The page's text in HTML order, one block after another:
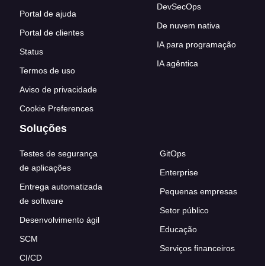
Portal de ajuda
Portal de clientes
Status
Termos de uso
Aviso de privacidade
Cookie Preferences
DevSecOps
De nuvem nativa
IA para programação
IA agêntica
Soluções
Testes de segurança
de aplicações
Entrega automatizada
de software
Desenvolvimento ágil
SCM
CI/CD
GitOps
Enterprise
Pequenas empresas
Setor público
Educação
Serviços financeiros